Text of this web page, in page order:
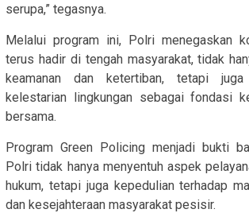
serupa,” tegasnya.
Melalui program ini, Polri menegaskan
terus hadir di tengah masyarakat, tidak
keamanan dan ketertiban, tetapi
kelestarian lingkungan sebagai fondasi
bersama.
Program Green Policing menjadi bukti
Polri tidak hanya menyentuh aspek
hukum, tetapi juga kepedulian terhadap
dan kesejahteraan masyarakat pesisir.